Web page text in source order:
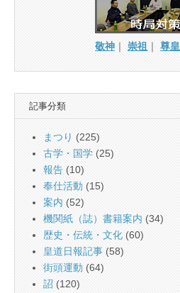
敬神 ｜ 崇祖 ｜ 尊皇
記事分類
まつり (225)
古学・国学 (25)
報告 (10)
奉仕活動 (15)
案内 (52)
機関紙（誌）書籍案内 (34)
歴史・伝統・文化 (60)
皇道日報記事 (58)
街頭運動 (64)
詔 (120)